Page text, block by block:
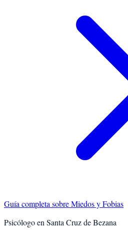
Guía completa sobreMiedos y Fobias
Psicólogo en Santa Cruz de Bezana